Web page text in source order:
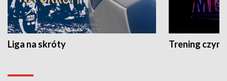
Liga na skróty Trening czyni